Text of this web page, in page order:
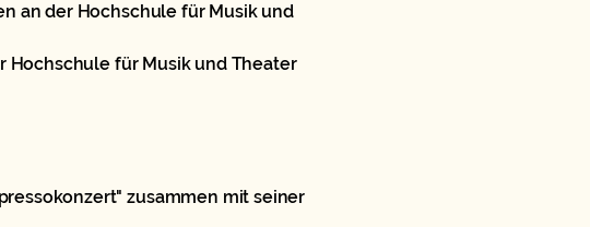
an der Hochschule für Musik und
Hochschule für Musik und Theater
zusammen mit seiner